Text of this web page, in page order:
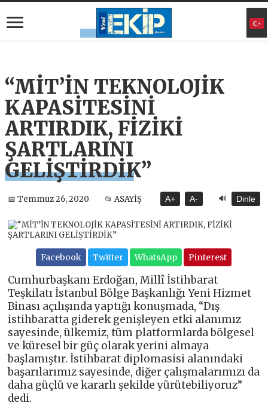
“MİT’İN TEKNOLOJİK
KAPASİTESİNİ
ARTIRDIK, FİZİKİ
ŞARTLARINI
GELİŞTİRDİK”
📅 Temmuz 26, 2020 📂 ASAYİŞ A+ A- 🔊 Dinle
Facebook Twitter WhatsApp Pinterest
Cumhurbaşkanı Erdoğan, Millî İstihbarat
Teşkilatı İstanbul Bölge Başkanlığı Yeni Hizmet
Binası açılışında yaptığı konuşmada, “Dış
istihbaratta giderek genişleyen etki alanımız
sayesinde, ülkemiz, tüm platformlarda bölgesel
ve küresel bir güç olarak yerini almaya
başlamıştır. İstihbarat diplomasisi alanındaki
başarılarımız sayesinde, diğer çalışmalarımızı da
daha güçlü ve kararlı şekilde yürütebiliyoruz”
dedi.